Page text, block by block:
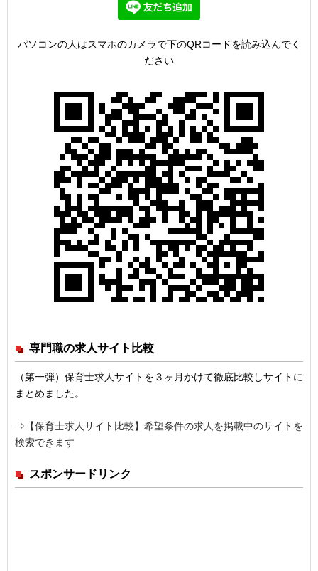
パソコンの人はスマホのカメラで下のQRコードを読み込んでく
ださい
専門職の求人サイト比較
（第一弾）保育士求人サイトを３ヶ月かけて徹底比較しサイトに
まとめました。
⇒ 【保育士求人サイト比較】希望条件の求人を掲載中のサイトを
検索できます
スポンサードリンク